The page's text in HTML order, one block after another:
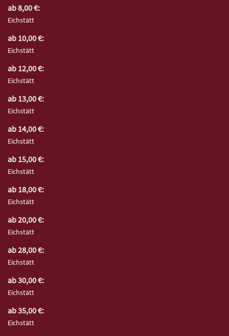
ab 8,00 €:
Eichstätt
ab 10,00 €:
Eichstätt
ab 12,00 €:
Eichstätt
ab 13,00 €:
Eichstätt
ab 14,00 €:
Eichstätt
ab 15,00 €:
Eichstätt
ab 18,00 €:
Eichstätt
ab 20,00 €:
Eichstätt
ab 28,00 €:
Eichstätt
ab 30,00 €:
Eichstätt
ab 35,00 €:
Eichstätt